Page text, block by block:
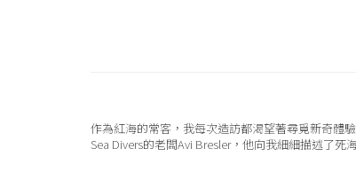
作為紅海的常客，我每次造訪都渴望著尋覓新奇
Sea Divers的老闆Avi Bresler，他向我細細描述了